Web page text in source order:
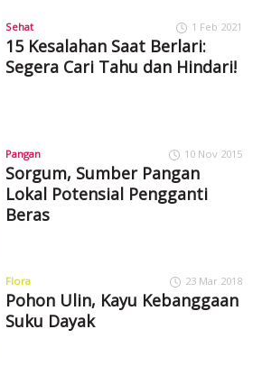
Sehat 1 Feb 2021
15 Kesalahan Saat Berlari:
Segera Cari Tahu dan Hindari!
Pangan 10 Nov 2015
Sorgum, Sumber Pangan
Lokal Potensial Pengganti
Beras
Flora 23 Mar 2018
Pohon Ulin, Kayu Kebanggaan
Suku Dayak